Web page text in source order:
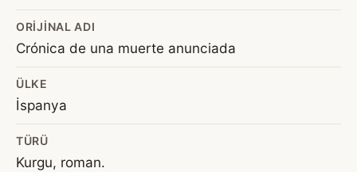
ORIJINAL ADI
Crónica de una muerte anunciada
ÜLKE
İspanya
TÜRÜ
Kurgu, roman.